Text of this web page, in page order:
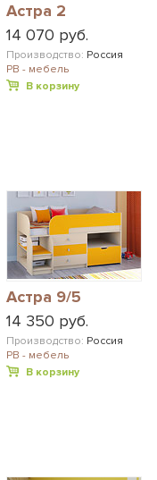
Астра 2
14 070 руб.
Производство: Россия
РВ - мебель
В корзину
Астра 9/5
14 350 руб.
Производство: Россия
РВ - мебель
В корзину